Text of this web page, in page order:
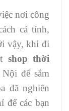
nơi công
cá tính,
vậy, khi đi
shop thời
để sắm
đã nghiên
để các bạn